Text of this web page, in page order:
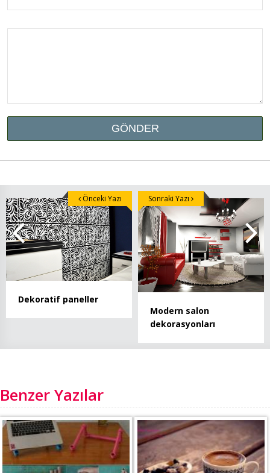
Dekoratif paneller
Önceki Yazı
Modern salon
dekorasyonları
Sonraki Yazı
Benzer Yazılar